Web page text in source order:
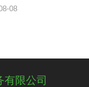
08
有限公司